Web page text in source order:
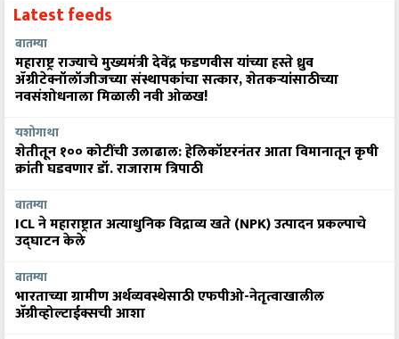
Latest feeds
बातम्या
महाराष्ट्र राज्याचे मुख्यमंत्री देवेंद्र फडणवीस यांच्या हस्ते ध्रुव
ॲग्रीटेक्नॉलॉजीजच्या संस्थापकांचा सत्कार, शेतकऱ्यांसाठीच्या
नवसंशोधनाला मिळाली नवी ओळख!
यशोगाथा
शेतीतून १०० कोटींची उलाढाल: हेलिकॉप्टरनंतर आता विमानातून कृषी
क्रांती घडवणार डॉ. राजाराम त्रिपाठी
बातम्या
ICL ने महाराष्ट्रात अत्याधुनिक विद्राव्य खते (NPK) उत्पादन प्रकल्पाचे
उद्घाटन केले
बातम्या
भारताच्या ग्रामीण अर्थव्यवस्थेसाठी एफपीओ-नेतृत्वाखालील
अ‍ॅग्रीव्होल्टाईक्सची आशा